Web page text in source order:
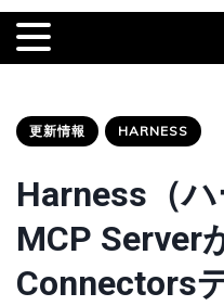
更新情報 HARNESS
Harness（
MCP Server
Connectors